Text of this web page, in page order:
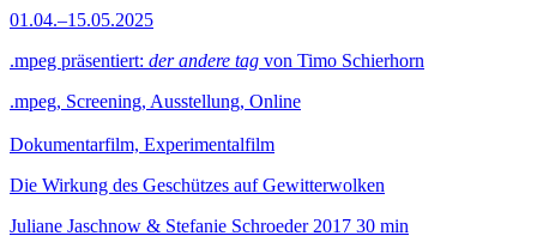
01.04.–15.05.2025
.mpeg präsentiert: der andere tag von Timo Schierhorn
.mpeg, Screening, Ausstellung, Online
Dokumentarfilm, Experimentalfilm
Die Wirkung des Geschützes auf Gewitterwolken
Juliane Jaschnow & Stefanie Schroeder 2017 30 min